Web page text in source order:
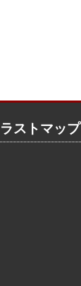
ストマップ